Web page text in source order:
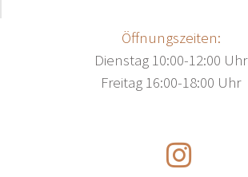
Öffnungszeiten:
Dienstag 10:00-12:00 Uhr
Freitag 16:00-18:00 Uhr